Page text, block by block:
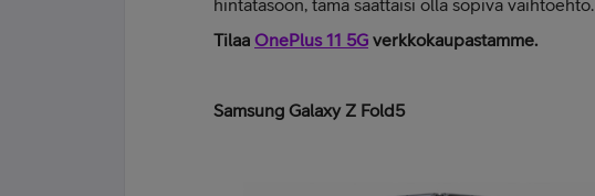
hintatasoon, tämä saattaisi olla sopiva vaihtoehto.
Tilaa OnePlus 11 5G verkkokaupastamme.
Samsung Galaxy Z Fold5